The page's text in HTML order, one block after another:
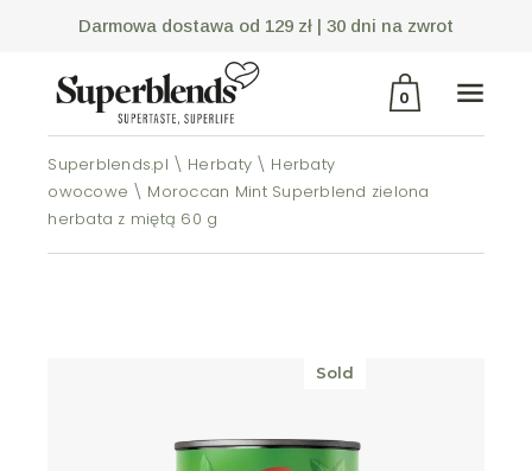
Darmowa dostawa od 129 zł | 30 dni na zwrot
0
Brak produktów w
koszyku.
Superblends.pl Herbaty
Herbaty
owocowe
Moroccan Mint Superblend zielona
herbata z miętą 60 g
Sold